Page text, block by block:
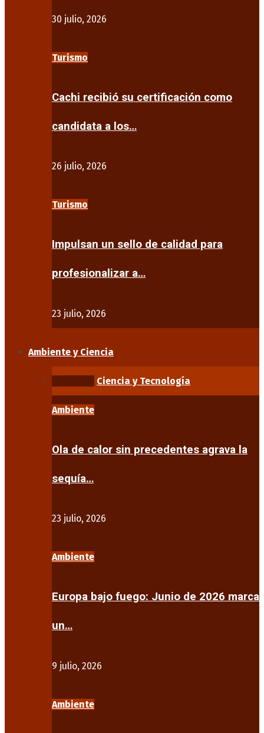
30 julio, 2026
Turismo
Cachi recibió su certificación como
candidata a los…
26 julio, 2026
Turismo
Impulsan un sello de calidad para
profesionalizar a…
23 julio, 2026
Ambiente y Ciencia
Ciencia y Tecnología
Ambiente
Ola de calor sin precedentes agrava la
sequía…
23 julio, 2026
Ambiente
Europa bajo fuego: Junio de 2026 marca
un…
9 julio, 2026
Ambiente